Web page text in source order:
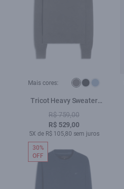
Mais cores:
Tricot Heavy Sweater
Cinza
R$ 759,00
R$ 529,00
5X de R$ 105,80 sem juros
30%
OFF